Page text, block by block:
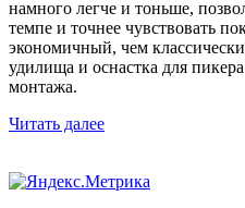
намного легче и тоньше,
темпе и точнее чувствовать
экономичный, чем
удилища и оснастка для
монтажа.
Читать далее